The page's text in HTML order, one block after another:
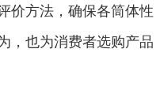
价方法，确保各筒体性
，也为消费者选购产品